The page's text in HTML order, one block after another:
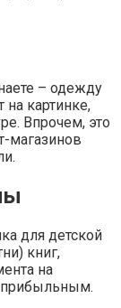
– одежду
на картинке,
Впрочем, это
магазинов
для детской
книг,
на
прибыльным.